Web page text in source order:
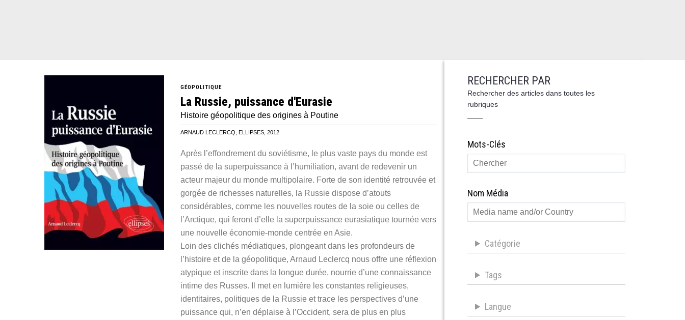
GÉOPOLITIQUE
La Russie, puissance d'Eurasie
Histoire géopolitique des origines à Poutine
ARNAUD LECLERCQ, ELLIPSES, 2012
Après l’effondrement du soviétisme, le plus vaste pays du monde est
passé de la superpuissance à l’humiliation, avant de redevenir un
acteur majeur du monde multipolaire. Forte de son identité retrouvée et
gorgée de richesses naturelles, la Russie dispose d’atouts
considérables, comme les nouvelles routes de la soie ou celles de
l’Arctique, qui feront d’elle la superpuissance eurasiatique tournée vers
une nouvelle économie-monde centrée en Asie.
Loin des clichés médiatiques, plongeant dans les profondeurs de
l’histoire et de la géopolitique, Arnaud Leclercq nous offre une réflexion
atypique et inscrite dans la longue durée, nourrie d’une connaissance
intime des Russes. Il met en lumière les constantes religieuses,
identitaires, politiques de la Russie et trace les perspectives d’une
puissance qui, n’en déplaise à l’Occident, sera de plus en plus
RECHERCHER PAR
Rechercher des articles dans toutes les
rubriques
Mots-Clés
Nom Média
Catégorie
Tags
Langue